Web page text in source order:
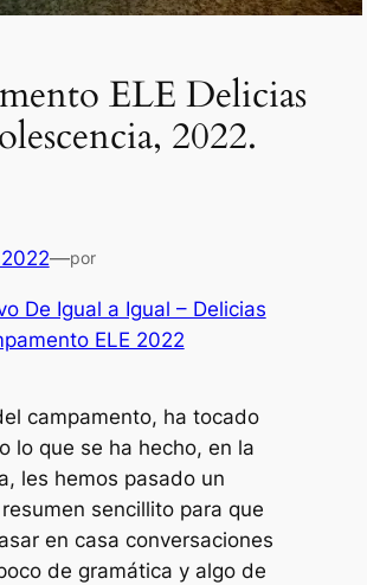
ELE Delicias
2022.
—por
De Igual a Igual – Delicias
ELE 2022
campamento, ha tocado
lo que se ha hecho, en la
les hemos pasado un
sencillito para que
en casa conversaciones
de gramática y algo de